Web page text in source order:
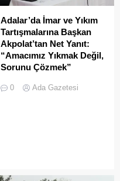
Adalar’da İmar ve Yıkım
Tartışmalarına Başkan
Akpolat’tan Net Yanıt:
“Amacımız Yıkmak Değil,
Sorunu Çözmek”
Meclis Toplantısı, Büyükada
Belediye Başkanı Ali Ercan
0 Ada Gazetesi